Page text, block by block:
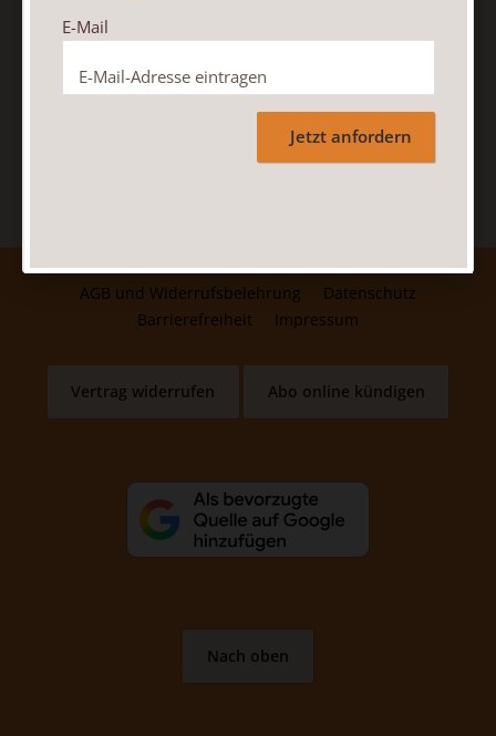
Jetzt anmelden
AGB und Widerrufsbelehrung
Datenschutz
Barrierefreiheit
Impressum
Vertrag widerrufen Abo online kündigen
Nach oben
E-Mail
Jetzt anfordern